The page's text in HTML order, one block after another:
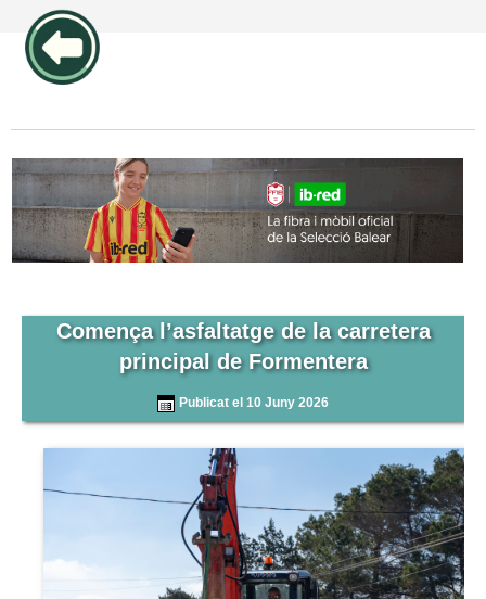
Comença l’asfaltatge de la carretera
principal de Formentera
Publicat el 10 Juny 2026